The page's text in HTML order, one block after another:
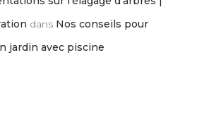
dans Nos conseils pour
jardin avec piscine